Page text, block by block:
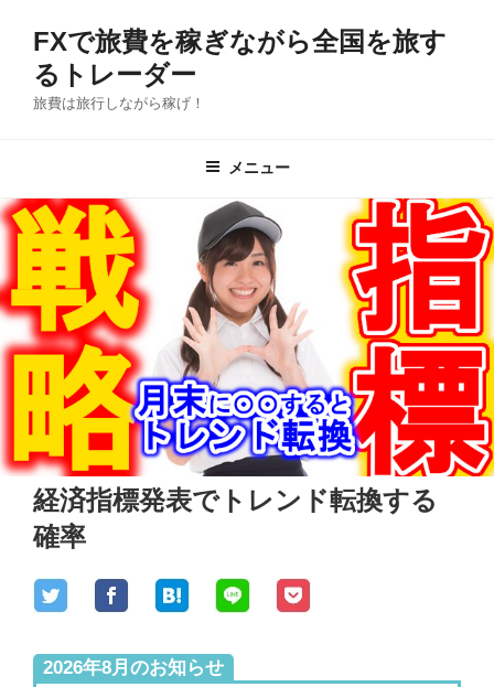
キ
ッ
FXで旅費を稼ぎながら全国を旅す
るトレーダー
旅費は旅行しながら稼げ！
メニュー
経済指標発表でトレンド転換する
確率
2026年8月のお知らせ